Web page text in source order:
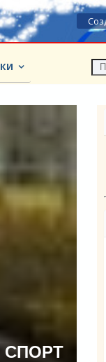
СПОРТ